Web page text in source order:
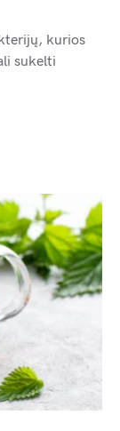
kurios
sukelti